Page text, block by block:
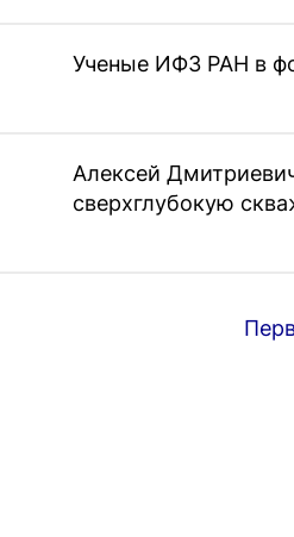
Ученые ИФЗ РАН в
Алексей
сверхглубокую